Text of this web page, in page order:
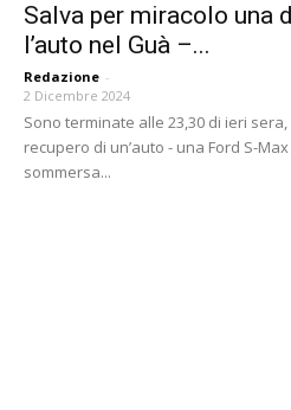
Salva per miracolo una
l’auto nel Guà –...
Redazione -
2 Dicembre 2024
Sono terminate alle 23,30 di ieri
recupero di un’auto - una Ford S-
sommersa...